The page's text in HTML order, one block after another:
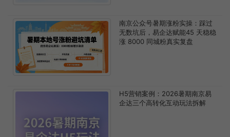
南京公众号暑期涨粉实操：踩过
无数坑后，易企达赋能45 天稳稳
涨 8000 同城粉真实复盘
H5营销案例：2026暑期南京易
企达三个高转化互动玩法拆解